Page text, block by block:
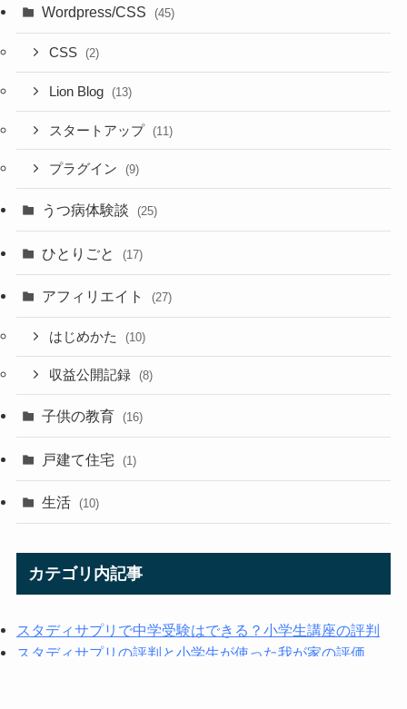
Wordpress/CSS (45)
CSS (2)
Lion Blog (13)
スタートアップ (11)
プラグイン (9)
うつ病体験談 (25)
ひとりごと (17)
アフィリエイト (27)
はじめかた (10)
収益公開記録 (8)
子供の教育 (16)
戸建て住宅 (1)
生活 (10)
カテゴリ内記事
スタディサプリで中学受験はできる？小学生講座の評判
スタディサプリの評判と小学生が使った我が家の評価